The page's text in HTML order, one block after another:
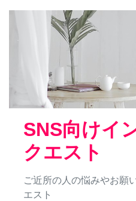
SNS向けイ
クエスト
ご近所の人の悩みやお願
エスト